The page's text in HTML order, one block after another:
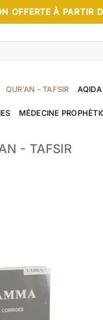
OFFERTE À PARTIR
QUR’AN – TAFSIR AQIDA
MÉDECINE
- TAFSIR